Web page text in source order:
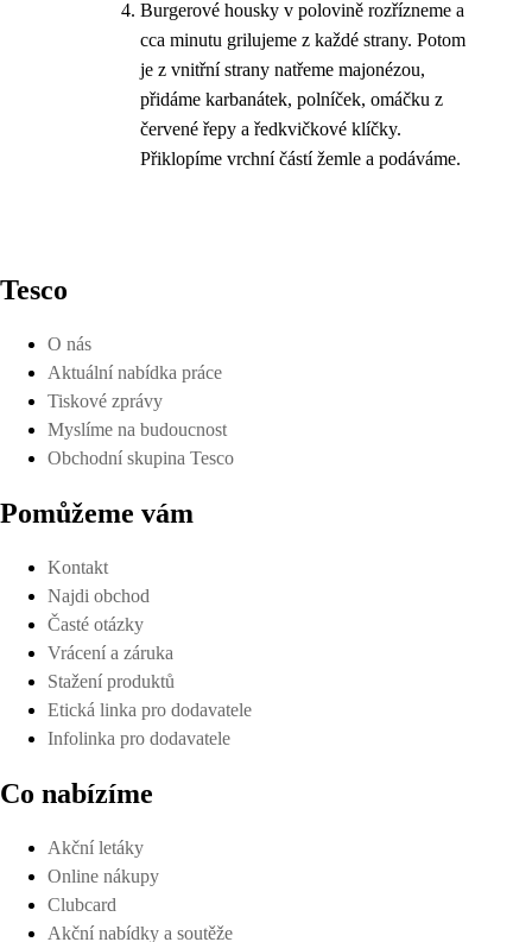
Burgerové housky v polovině rozřízneme a
cca minutu grilujeme z každé strany. Potom
je z vnitřní strany natřeme majonézou,
přidáme karbanátek, polníček, omáčku z
červené řepy a ředkvičkové klíčky.
Přiklopíme vrchní částí žemle a podáváme.
Tesco
O nás
Aktuální nabídka práce
Tiskové zprávy
Myslíme na budoucnost
Obchodní skupina Tesco
Pomůžeme vám
Kontakt
Najdi obchod
Časté otázky
Vrácení a záruka
Stažení produktů
Etická linka pro dodavatele
Infolinka pro dodavatele
Co nabízíme
Akční letáky
Online nákupy
Clubcard
Akční nabídky a soutěže